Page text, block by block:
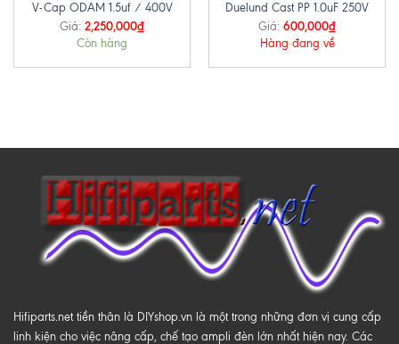
V-Cap ODAM 1.5uf / 400V
Giá: 2,250,000₫
Còn hàng
Duelund Cast PP 1.0uF 250V
Giá: 600,000₫
Hàng đang về
Hifiparts.net tiền thân là DIYshop.vn là một trong những đơn vị cung cấp
linh kiện cho việc nâng cấp, chế tạo ampli đèn lớn nhất hiện nay. Các